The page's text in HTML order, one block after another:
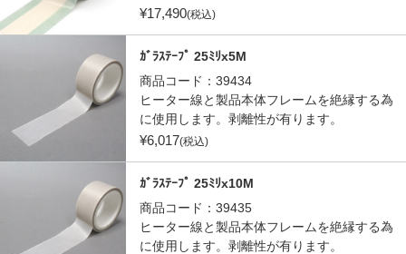
¥17,490(税込)
ｶﾞﾗｽﾃｰﾌﾟ 25ﾐﾘx5M
商品コード： 39434
ヒーター線と製品本体フレームを絶縁する為
に使用します。剥離性が有ります。
¥6,017(税込)
ｶﾞﾗｽﾃｰﾌﾟ 25ﾐﾘx10M
商品コード： 39435
ヒーター線と製品本体フレームを絶縁する為
に使用します。剥離性が有ります。